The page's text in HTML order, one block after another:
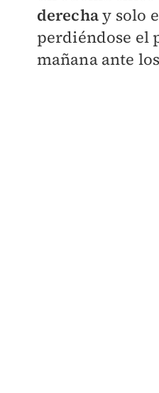
derechay solo
perdiéndose el
mañana ante los